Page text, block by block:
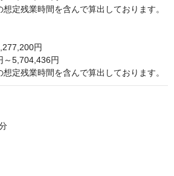
定残業時間を含んで算出しております。
円
～5,704,436円
定残業時間を含んで算出しております。